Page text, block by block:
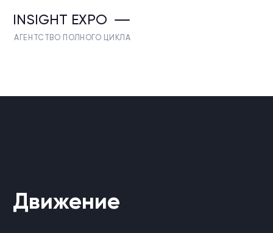
INSIGHT EXPO
АГЕНТСТВО ПОЛНОГО ЦИКЛА
Движение